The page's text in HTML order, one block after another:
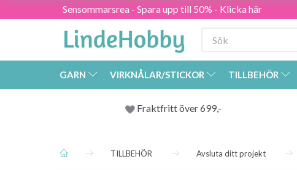
Sensommarsrea - Spara upp till 50% - Klicka här
GARN VIRKNÅLAR/STICKOR TILLBEHÖR
Fraktfritt över 699,-
TILLBEHÖR Avsluta ditt projekt